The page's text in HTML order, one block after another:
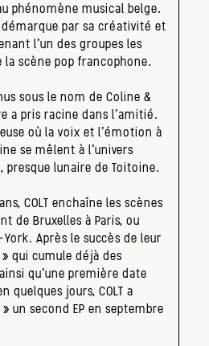
phénomène musical belge.
démarque par sa créativité et
l’un des groupes les
scène pop francophone.
sous le nom de Coline &
a pris racine dans l’amitié.
où la voix et l’émotion à
se mêlent à l’univers
presque lunaire de Toitoine.
COLT enchaîne les scènes
de Bruxelles à Paris, ou
Après le succès de leur
qui cumule déjà des
qu’une première date
quelques jours, COLT a
un second EP en septembre